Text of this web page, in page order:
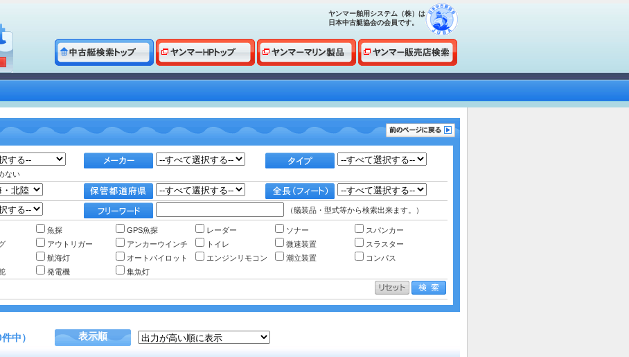
ヤンマー舶用システム（株）は
日本中古艇協会の会員です。
ない
（艤装品・型式等から検索出来ます。）
魚探 GPS魚探 レーダー ソナー
スパンカー
アウトリガー アンカーウインチ トイレ 微速装置
スラスター
航海灯 オートパイロット エンジンリモコン 潮立装置
コンパス
発電機 集魚灯
中） 表示順